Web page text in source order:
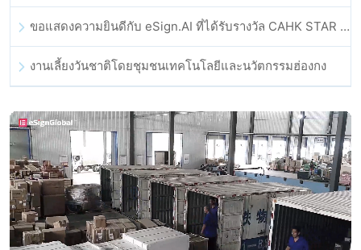
ขอแสดงความยินดีกับ eSign.AI ที่ได้รับรางวัล CAHK STAR Award 2025
งานเลี้ยงวันชาติโดยชุมชนเทคโนโลยีและนวัตกรรมฮ่องกง